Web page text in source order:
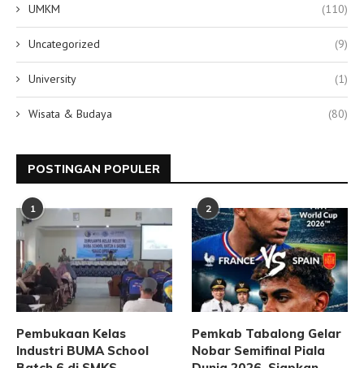
UMKM (110)
Uncategorized (9)
University (1)
Wisata & Budaya (80)
POSTINGAN POPULER
1
Pembukaan Kelas
Industri BUMA School
2
Pemkab Tabalong Gelar
Nobar Semifinal Piala